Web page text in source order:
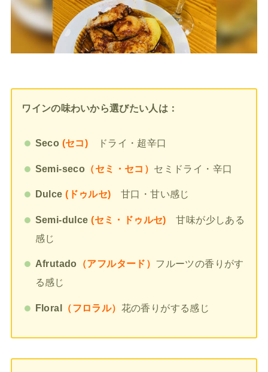
ワインの味わいから選びたい人は：
Seco (セコ) ドライ・超辛口
Semi-seco （セミ・セコ） セミドライ・辛口
Dulce(ドゥルセ) 甘口・甘い感じ
Semi-dulce(セミ・ドゥルセ)
甘味が少しある
感じ
Afrutado （アフルタード） フルーツの香りがす
る感じ
Floral （フロラル） 花の香りがする感じ